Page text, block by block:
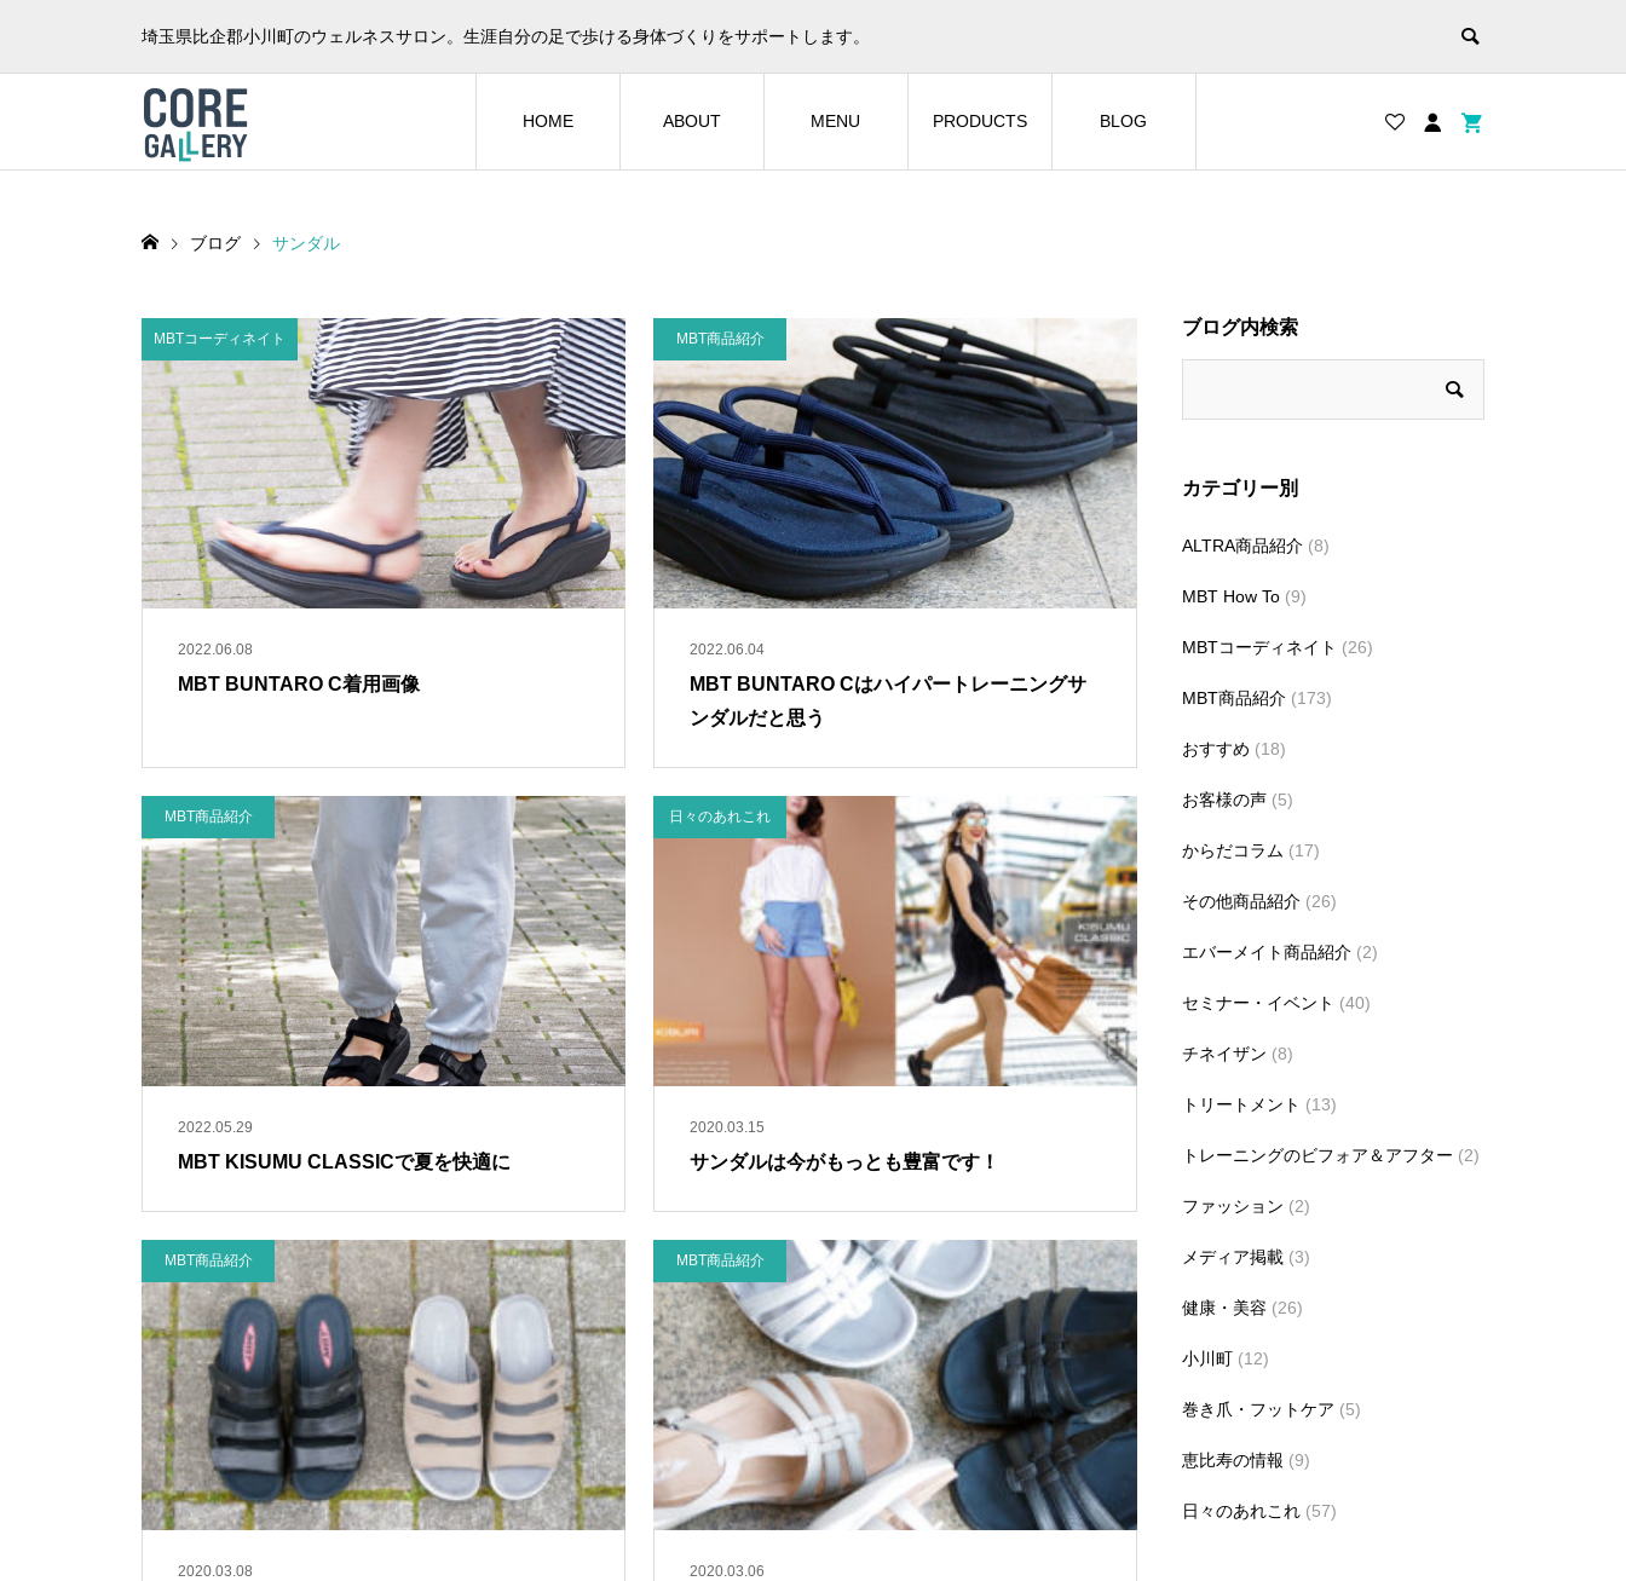
埼玉県比企郡小川町のウェルネスサロン。生涯自分の足で歩ける身体づくりをサポートします。
HOME ABOUT MENU PRODUCTS BLOG
ブログ サンダル
2022.06.08
MBT BUNTARO C着用画像
MBTコーディネイト
2022.06.04
MBT BUNTARO Cはハイパートレーニングサ
ンダルだと思う
MBT商品紹介
2022.05.29
MBT KISUMU CLASSICで夏を快適に
MBT商品紹介
2020.03.15
サンダルは今がもっとも豊富です！
日々のあれこれ
2020.03.08
MBT商品紹介
2020.03.06
MBT商品紹介
ブログ内検索
カテゴリー別
ALTRA商品紹介 (8)
MBT How To (9)
MBTコーディネイト (26)
MBT商品紹介 (173)
おすすめ (18)
お客様の声 (5)
からだコラム (17)
その他商品紹介 (26)
エバーメイト商品紹介 (2)
セミナー・イベント (40)
チネイザン (8)
トリートメント (13)
トレーニングのビフォア＆アフター (2)
ファッション (2)
メディア掲載 (3)
健康・美容 (26)
小川町 (12)
巻き爪・フットケア (5)
恵比寿の情報 (9)
日々のあれこれ (57)